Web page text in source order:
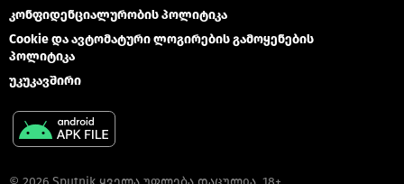
კონფიდენციალურობის პოლიტიკა
Cookie და ავტომატური ლოგირების გამოყენების
პოლიტიკა
უკუკავშირი